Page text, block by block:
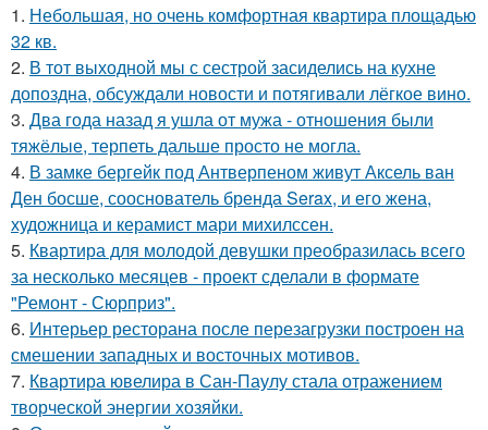
1. Небольшая, но очень комфортная квартира площадью
32 кв.
2. В тот выходной мы с сестрой засиделись на кухне
допоздна, обсуждали новости и потягивали лёгкое вино.
3. Два года назад я ушла от мужа - отношения были
тяжёлые, терпеть дальше просто не могла.
4. В замке бергейк под Антверпеном живут Аксель ван
Ден босше, сооснователь бренда Serax, и его жена,
художница и керамист мари михилссен.
5. Квартира для молодой девушки преобразилась всего
за несколько месяцев - проект сделали в формате
"Ремонт - Сюрприз".
6. Интерьер ресторана после перезагрузки построен на
смешении западных и восточных мотивов.
7. Квартира ювелира в Сан-Паулу стала отражением
творческой энергии хозяйки.